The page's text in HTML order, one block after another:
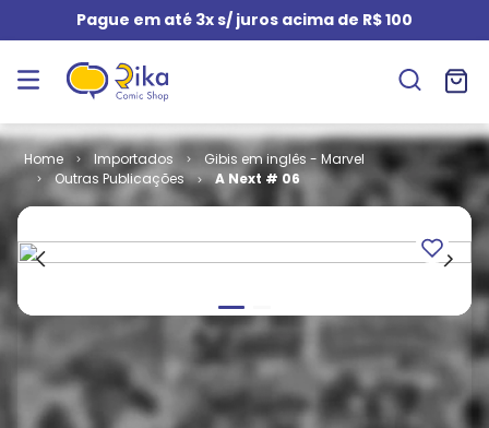
Pague em até 3x s/ juros acima de R$ 100
Importados
Gibis em inglês - Marvel
Outras Publicações
A Next # 06